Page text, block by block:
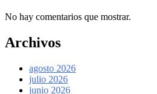
No hay comentarios que mostrar.
Archivos
agosto 2026
julio 2026
junio 2026